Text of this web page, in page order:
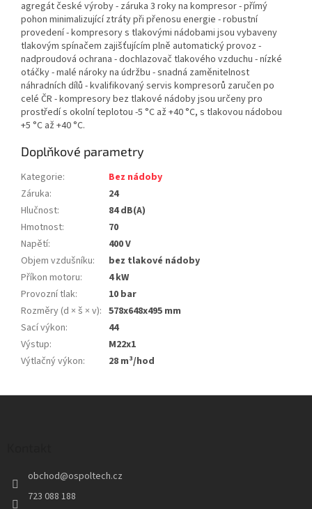
agregát české výroby - záruka 3 roky na kompresor - přímý
pohon minimalizující ztráty při přenosu energie - robustní
provedení - kompresory s tlakovými nádobami jsou vybaveny
tlakovým spínačem zajišťujícím plně automatický provoz -
nadproudová ochrana - dochlazovač tlakového vzduchu - nízké
otáčky - malé nároky na údržbu - snadná zaměnitelnost
náhradních dílů - kvalifikovaný servis kompresorů zaručen po
celé ČR - kompresory bez tlakové nádoby jsou určeny pro
prostředí s okolní teplotou -5 °C až +40 °C, s tlakovou nádobou
+5 °C až +40 °C.
Doplňkové parametry
Kategorie:
Bez nádoby
Záruka:
24
Hlučnost:
84 dB(A)
Hmotnost:
70
Napětí:
400 V
Objem vzdušníku:
bez tlakové nádoby
Příkon motoru:
4 kW
Provozní tlak:
10 bar
Rozměry (d × š × v): 578x648x495 mm
Sací výkon:
44
Výstup:
M22x1
Výtlačný výkon: 28 m³/hod
obchod@ospoltech.cz
723 088 188